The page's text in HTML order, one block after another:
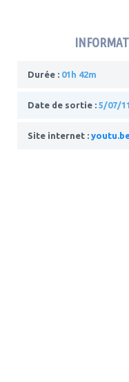
Durée : 01h 42m
Date de sortie : 5/07/11
Site internet :